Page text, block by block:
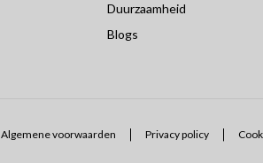
Duurzaamheid
Blogs
Algemene voorwaarden Privacy policy